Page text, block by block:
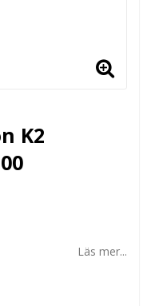
K2
Läs mer...